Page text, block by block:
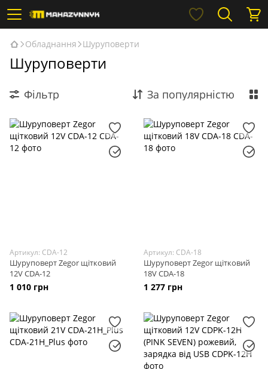
Обладнання Шуруповерти
Шуруповерти
Фільтр За популярністю
Артикул: CDA-12
Шуруповерт Zegor щітковий
12V CDA-12
1 010 грн
Артикул: CDA-18
Шуруповерт Zegor щітковий
18V CDA-18
1 277 грн